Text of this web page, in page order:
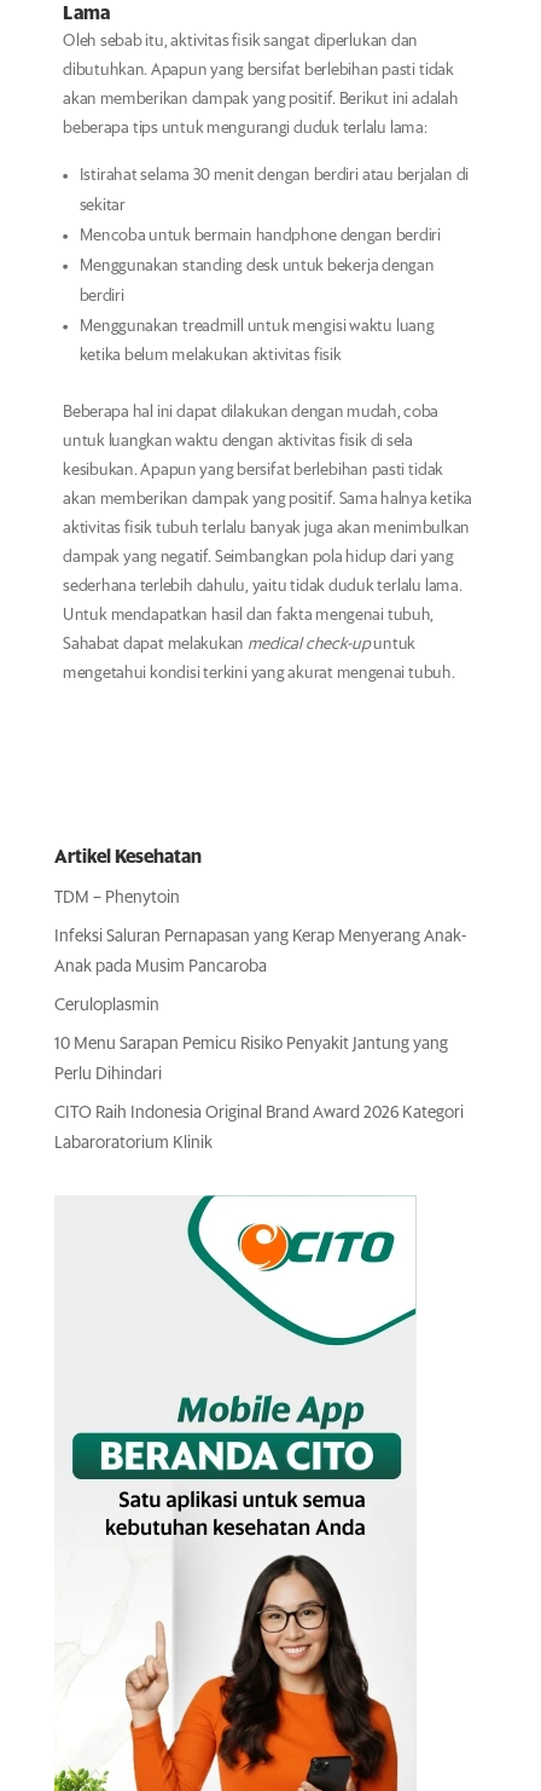
Lama
Oleh sebab itu, aktivitas fisik sangat diperlukan dan
dibutuhkan. Apapun yang bersifat berlebihan pasti tidak
akan memberikan dampak yang positif. Berikut ini adalah
beberapa tips untuk mengurangi duduk terlalu lama:
Istirahat selama 30 menit dengan berdiri atau berjalan di
sekitar
Mencoba untuk bermain handphone dengan berdiri
Menggunakan standing desk untuk bekerja dengan
berdiri
Menggunakan treadmill untuk mengisi waktu luang
ketika belum melakukan aktivitas fisik
Beberapa hal ini dapat dilakukan dengan mudah, coba
untuk luangkan waktu dengan aktivitas fisik di sela
kesibukan. Apapun yang bersifat berlebihan pasti tidak
akan memberikan dampak yang positif. Sama halnya ketika
aktivitas fisik tubuh terlalu banyak juga akan menimbulkan
dampak yang negatif. Seimbangkan pola hidup dari yang
sederhana terlebih dahulu, yaitu tidak duduk terlalu lama.
Untuk mendapatkan hasil dan fakta mengenai tubuh,
Sahabat dapat melakukan medical check-upuntuk
mengetahui kondisi terkini yang akurat mengenai tubuh.
Artikel Kesehatan
TDM – Phenytoin
Infeksi Saluran Pernapasan yang Kerap Menyerang Anak-
Anak pada Musim Pancaroba
Ceruloplasmin
10 Menu Sarapan Pemicu Risiko Penyakit Jantung yang
Perlu Dihindari
CITO Raih Indonesia Original Brand Award 2026 Kategori
Labaroratorium Klinik